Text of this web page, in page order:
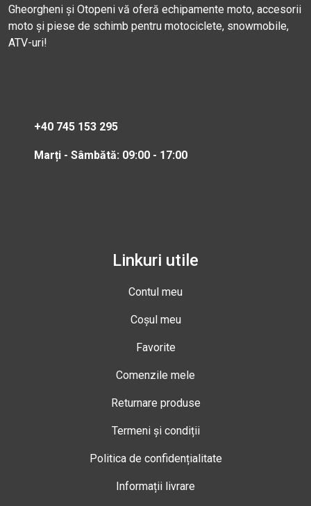
Gheorgheni și Otopeni vă oferă echipamente moto, accesorii
moto și piese de schimb pentru motociclete, snowmobile,
ATV-uri!
+40 745 153 295
Marți - Sâmbătă: 09:00 - 17:00
Linkuri utile
Contul meu
Coșul meu
Favorite
Comenzile mele
Returnare produse
Termeni și condiții
Politica de confidențialitate
Informații livrare